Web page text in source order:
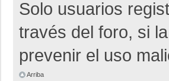
Solo usuarios
través del foro, si
prevenir el uso
Arriba